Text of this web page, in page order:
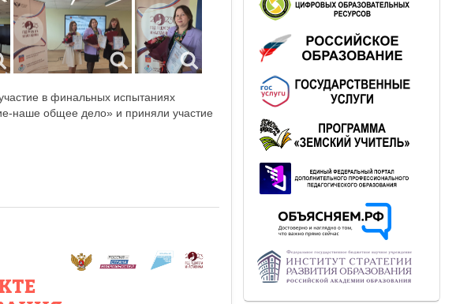
в финальных испытаниях
наше общее дело» и приняли участие